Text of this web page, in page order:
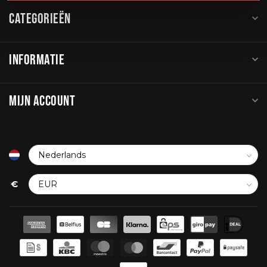
CATEGORIEËN
INFORMATIE
MIJN ACCOUNT
€